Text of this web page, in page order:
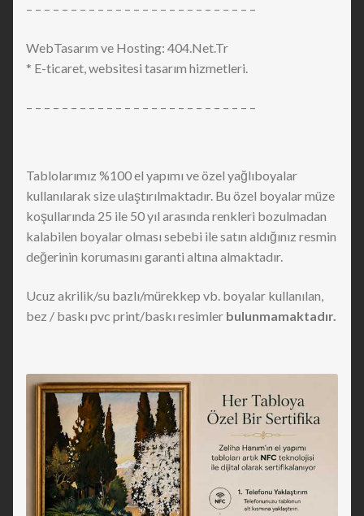
– – – – – – – – – – – – – – – – – – – – – – – – – –
WebTasarım ve Hosting: 404.Net.Tr
* E-ticaret, websitesi tasarım hizmetleri.
– – – – – – – – – – – – – – – – – – – – – – – – – –
Tablolarımız %100 el yapımı ve özel yağlıboyalar
kullanılarak size ulaştırılmaktadır. Bu özel boyalar müze
koşullarında 25 ile 50 yıl arasında renkleri bozulmadan
kalabilen boyalar olması sebebi ile satın aldığınız resmin
değerinin korumasını garanti altına almaktadır.
Ucuz akrilik/su bazlı/mürekkep vb. boyalar kullanılan,
bez / baskı pvc print/baskı resimler bulunmamaktadır.